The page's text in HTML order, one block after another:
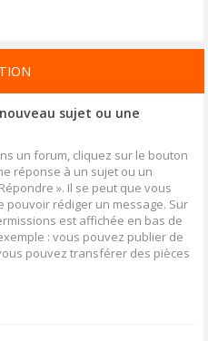
sujet ou une
un forum, cliquez sur le bouton
réponse à un sujet ou un
». Il se peut que vous
pouvoir rédiger un message. Sur
est affichée en bas de
: vous pouvez publier de
pouvez transférer des pièces